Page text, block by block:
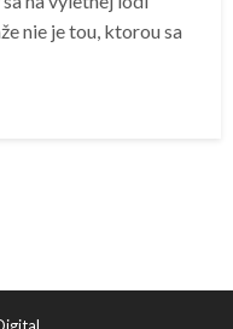
nie je tou, ktorou sa